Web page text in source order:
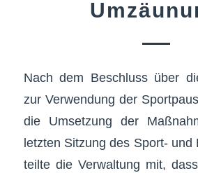
Nach dem Beschluss über
zur Verwendung der
die Umsetzung der
letzten Sitzung des Sport- und
teilte die Verwaltung mit,